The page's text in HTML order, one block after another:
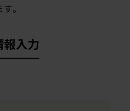
。
報入力